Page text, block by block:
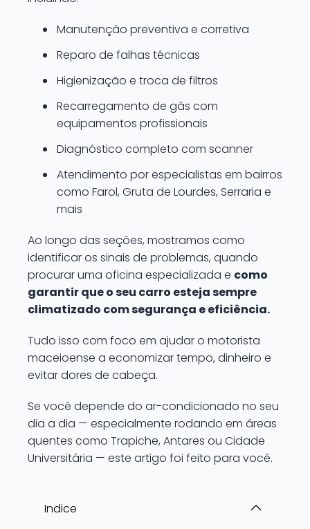
Manutenção preventiva e corretiva
Reparo de falhas técnicas
Higienização e troca de filtros
Recarregamento de gás com
equipamentos profissionais
Diagnóstico completo com scanner
Atendimento por especialistas em bairros
como Farol, Gruta de Lourdes, Serraria e
mais
Ao longo das seções, mostramos como
identificar os sinais de problemas, quando
procurar uma oficina especializada e como
garantir que o seu carro esteja sempre
climatizado com segurança e eficiência.
Tudo isso com foco em ajudar o motorista
maceioense a economizar tempo, dinheiro e
evitar dores de cabeça.
Se você depende do ar-condicionado no seu
dia a dia — especialmente rodando em áreas
quentes como Trapiche, Antares ou Cidade
Universitária — este artigo foi feito para você.
Indice